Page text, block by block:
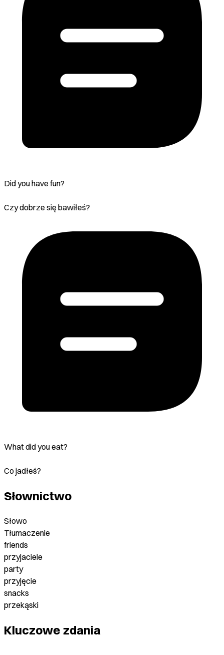
Did you have fun?
Czy dobrze się bawiłeś?
What did you eat?
Co jadłeś?
Słownictwo
Słowo
Tłumaczenie
friends
przyjaciele
party
przyjęcie
snacks
przekąski
Kluczowe zdania